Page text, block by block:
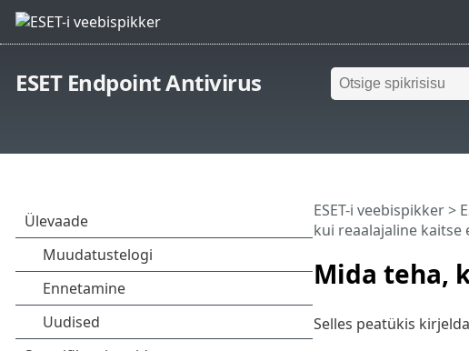
ESET Endpoint Antivirus
Mida teha,
ESET-i veebispikker>
kui reaalajaline kaitse
Selles peatükis